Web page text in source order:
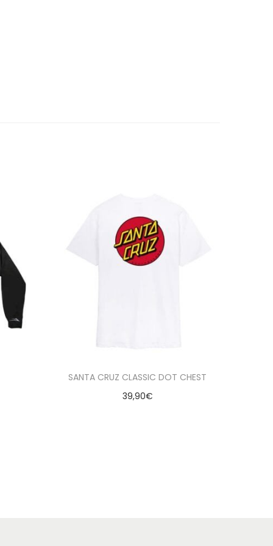
SANTA CRUZ CLASSIC DOT CHEST
39,90€